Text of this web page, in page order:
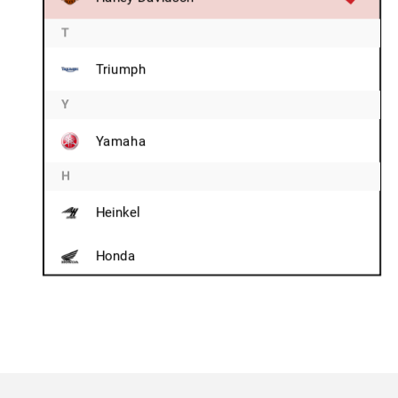
T
Triumph
Y
Yamaha
H
Heinkel
Honda